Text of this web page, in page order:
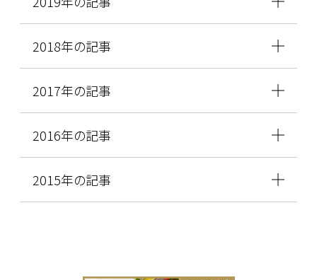
2018年の記事
2017年の記事
2016年の記事
2015年の記事